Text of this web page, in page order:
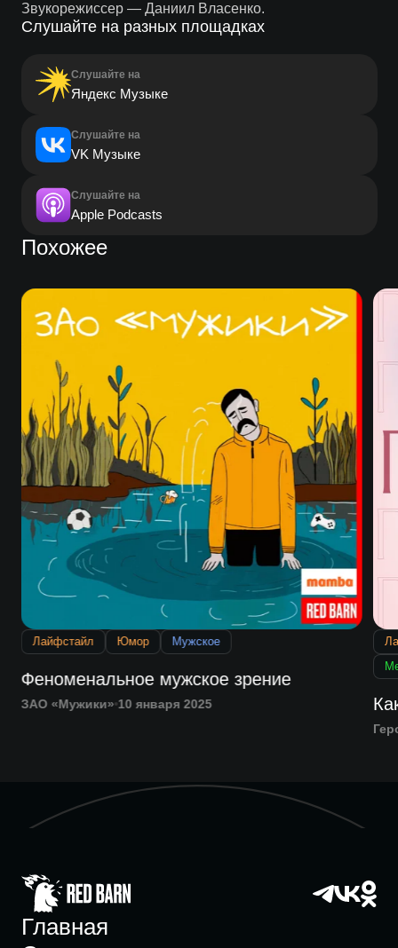
Звукорежиссер — Даниил Власенко.
Слушайте на разных площадках
Слушайте на
Яндекс Музыке
Слушайте на
VK Музыке
Слушайте на
Apple Podcasts
Похожее
Лайфстайл Юмор Мужское
Феноменальное мужское зрение
ЗАО «Мужики» 10 января 2025
Главная